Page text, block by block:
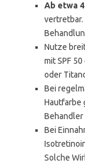
Ab etwa
vertretbar.
Nutze
mit SPF
oder
Bei
Hautfarbe
Behandler
Bei
Solche